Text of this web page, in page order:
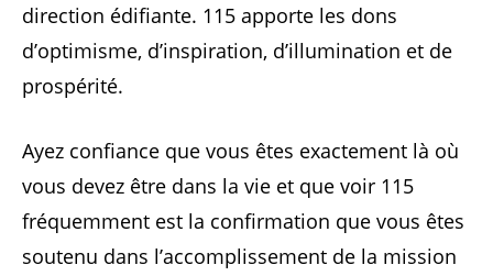
direction édifiante. 115 apporte les dons
d’optimisme, d’inspiration, d’illumination et de
prospérité.
Ayez confiance que vous êtes exactement là où
vous devez être dans la vie et que voir 115
fréquemment est la confirmation que vous êtes
soutenu dans l’accomplissement de la mission